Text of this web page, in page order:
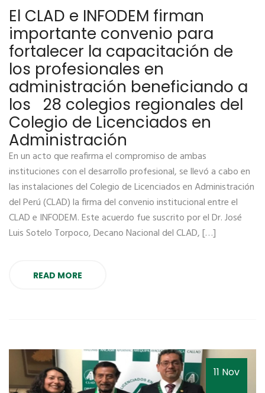
El CLAD e INFODEM firman
importante convenio para
fortalecer la capacitación de
los profesionales en
administración beneficiando a
los 28 colegios regionales del
Colegio de Licenciados en
Administración
En un acto que reafirma el compromiso de ambas
instituciones con el desarrollo profesional, se llevó a cabo en
las instalaciones del Colegio de Licenciados en Administración
del Perú (CLAD) la firma del convenio institucional entre el
CLAD e INFODEM. Este acuerdo fue suscrito por el Dr. José
Luis Sotelo Torpoco, Decano Nacional del CLAD, […]
READ MORE
11 Nov